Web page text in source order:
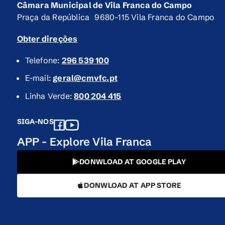
Câmara Municipal de Vila Franca do Campo
Praça da República 9680-115 Vila Franca do Campo
Obter direções
Telefone: 296 539 100
E-mail: geral@cmvfc.pt
Linha Verde:800 204 415
SIGA-NOS
APP - Explore Vila Franca
DONWLOAD AT GOOGLE PLAY
DONWLOAD AT APP STORE